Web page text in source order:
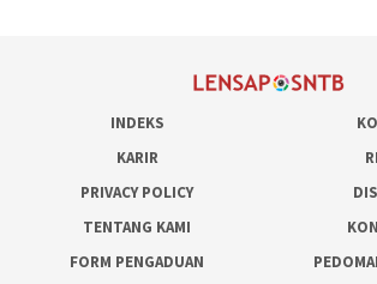
INDEKS
KARIR
PRIVACY POLICY
TENTANG KAMI
FORM PENGADUAN